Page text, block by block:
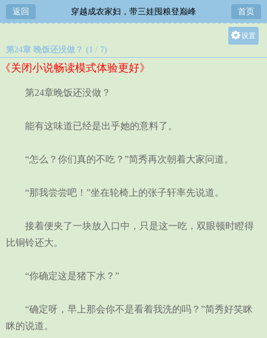
返回 穿越成农家妇，带三娃囤粮登巅峰 首页
设置
第24章 晚饭还没做？ (1 / 7)
《关闭小说畅读模式体验更好》
第24章晚饭还没做？
能有这味道已经是出乎她的意料了。
“怎么？你们真的不吃？”简秀再次朝着大家问道。
“那我尝尝吧！”坐在轮椅上的张子轩率先说道。
接着便夹了一块放入口中，只是这一吃，双眼顿时瞪得
比铜铃还大。
“你确定这是猪下水？”
“确定呀，早上那会你不是看着我洗的吗？”简秀好笑眯
眯的说道。